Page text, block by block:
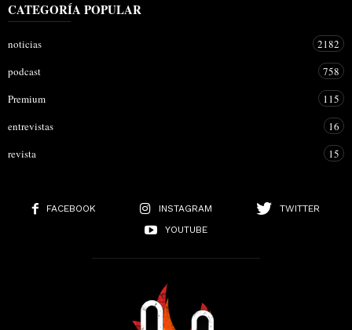
CATEGORÍA POPULAR
noticias
2182
podcast
758
Premium
115
entrevistas
16
revista
15
FACEBOOK INSTAGRAM
TWITTER
YOUTUBE